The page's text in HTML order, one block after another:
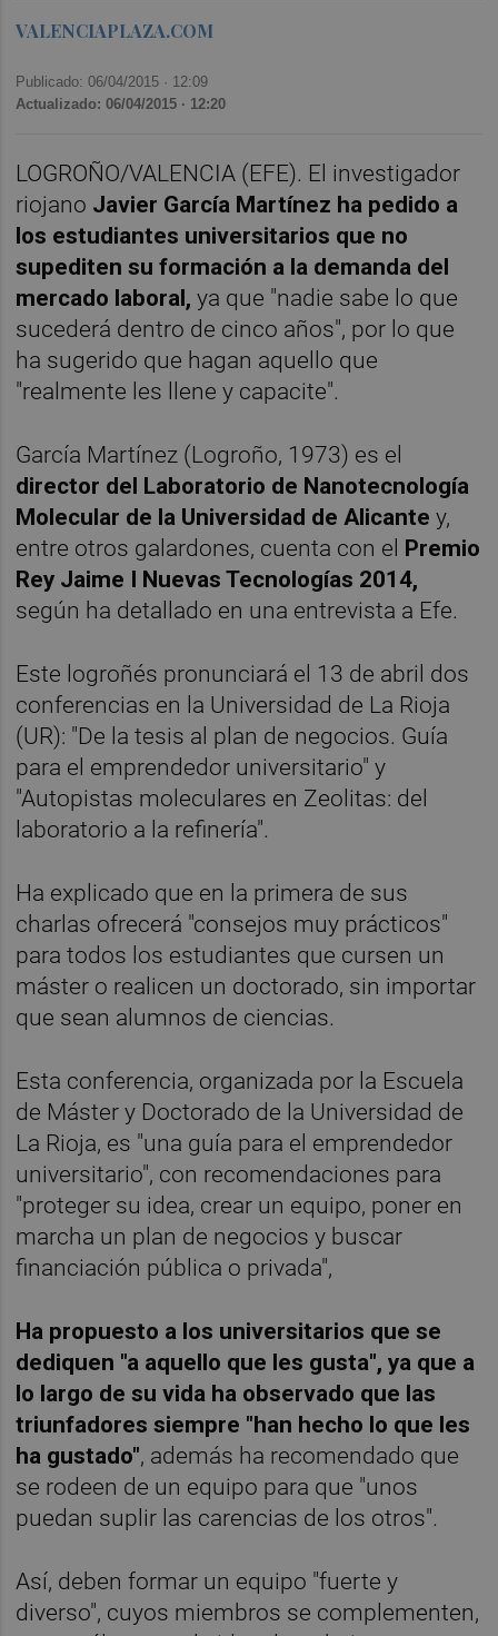
VALENCIAPLAZA.COM
Publicado: 06/04/2015 · 12:09
Actualizado: 06/04/2015 · 12:20
LOGROÑO/VALENCIA (EFE). El investigador
riojano Javier García Martínez ha pedido a
los estudiantes universitarios que no
supediten su formación a la demanda del
mercado laboral, ya que "nadie sabe lo que
sucederá dentro de cinco años", por lo que
ha sugerido que hagan aquello que
"realmente les llene y capacite".
García Martínez (Logroño, 1973) es el
director del Laboratorio de Nanotecnología
Molecular de la Universidad de Alicantey,
entre otros galardones, cuenta con el Premio
Rey Jaime I Nuevas Tecnologías 2014,
según ha detallado en una entrevista a Efe.
Este logroñés pronunciará el 13 de abril dos
conferencias en la Universidad de La Rioja
(UR): "De la tesis al plan de negocios. Guía
para el emprendedor universitario" y
"Autopistas moleculares en Zeolitas: del
laboratorio a la refinería".
Ha explicado que en la primera de sus
charlas ofrecerá "consejos muy prácticos"
para todos los estudiantes que cursen un
máster o realicen un doctorado, sin importar
que sean alumnos de ciencias.
Esta conferencia, organizada por la Escuela
de Máster y Doctorado de la Universidad de
La Rioja, es "una guía para el emprendedor
universitario", con recomendaciones para
"proteger su idea, crear un equipo, poner en
marcha un plan de negocios y buscar
financiación pública o privada",
Ha propuesto a los universitarios que se
dediquen "a aquello que les gusta", ya que a
lo largo de su vida ha observado que las
triunfadores siempre "han hecho lo que les
ha gustado", además ha recomendado que
se rodeen de un equipo para que "unos
puedan suplir las carencias de los otros".
Así, deben formar un equipo "fuerte y
diverso", cuyos miembros se complementen,